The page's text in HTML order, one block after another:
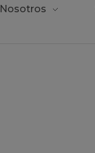
Nosotros